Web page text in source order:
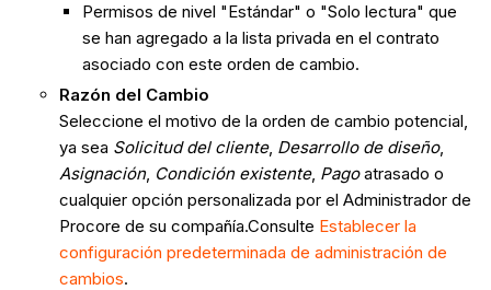
Permisos de nivel "Estándar" o "Solo lectura" que
se han agregado a la lista privada en el contrato
asociado con este orden de cambio.
Razón del Cambio
Seleccione el motivo de la orden de cambio potencial,
ya sea Solicitud del cliente, Desarrollo de diseño,
Asignación, Condición existente, Pagoatrasado o
cualquier opción personalizada por el Administrador de
Procore de su compañía.Consulte Establecer la
configuración predeterminada de administración de
cambios.